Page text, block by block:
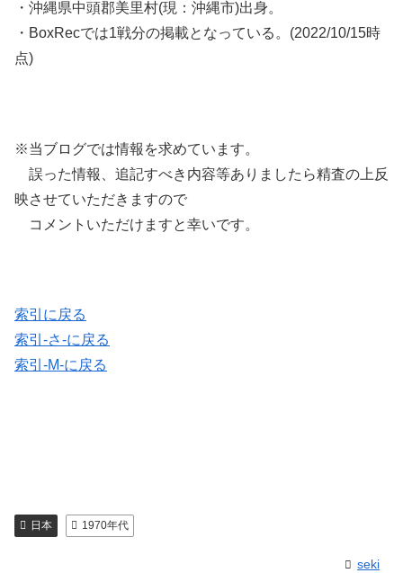
・沖縄県中頭郡美里村(現：沖縄市)出身。
・BoxRecでは1戦分の掲載となっている。(2022/10/15時
点)
※当ブログでは情報を求めています。
誤った情報、追記すべき内容等ありましたら精査の上反
映させていただきますので
コメントいただけますと幸いです。
索引に戻る
索引-さ-に戻る
索引-M-に戻る
日本 1970年代
seki